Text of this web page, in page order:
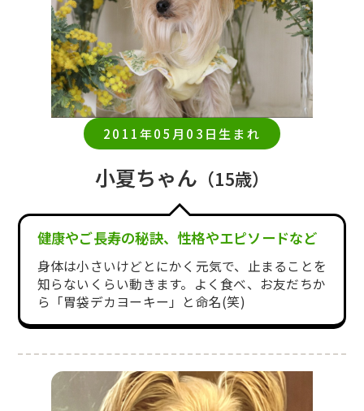
2011年05月03日生まれ
小夏ちゃん （15歳）
健康やご長寿の秘訣、性格やエピソードなど
身体は小さいけどとにかく元気で、止まることを
知らないくらい動きます。よく食べ、お友だちか
ら「胃袋デカヨーキー」と命名(笑)